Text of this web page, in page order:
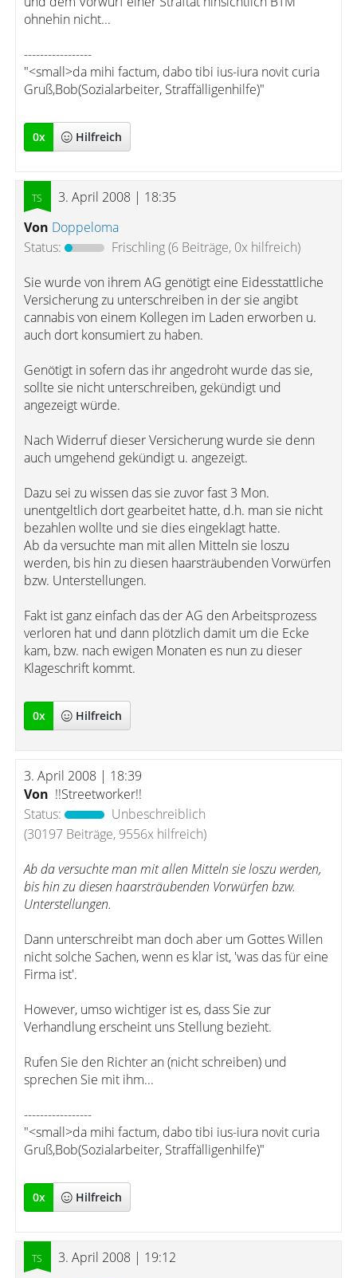
ohnehin nicht...
-----------------
"<small>da mihi factum, dabo tibi ius-iura novit curia
Gruß,Bob(Sozialarbeiter, Straffälligenhilfe)"
0x Hilfreich
3. April 2008 | 18:35
Von Doppeloma
Status:
Frischling(6 Beiträge, 0x hilfreich)
Sie wurde von ihrem AG genötigt eine Eidesstattliche
Versicherung zu unterschreiben in der sie angibt
cannabis von einem Kollegen im Laden erworben u.
auch dort konsumiert zu haben.
Genötigt in sofern das ihr angedroht wurde das sie,
sollte sie nicht unterschreiben, gekündigt und
angezeigt würde.
Nach Widerruf dieser Versicherung wurde sie denn
auch umgehend gekündigt u. angezeigt.
Dazu sei zu wissen das sie zuvor fast 3 Mon.
unentgeltlich dort gearbeitet hatte, d.h. man sie nicht
bezahlen wollte und sie dies eingeklagt hatte.
Ab da versuchte man mit allen Mitteln sie loszu
werden, bis hin zu diesen haarsträubenden Vorwürfen
bzw. Unterstellungen.
Fakt ist ganz einfach das der AG den Arbeitsprozess
verloren hat und dann plötzlich damit um die Ecke
kam, bzw. nach ewigen Monaten es nun zu dieser
Klageschrift kommt.
0x Hilfreich
3. April 2008 | 18:39
Von !!Streetworker!!
Status:
Unbeschreiblich
(30197 Beiträge, 9556x hilfreich)
Ab da versuchte man mit allen Mitteln sie loszu werden,
bis hin zu diesen haarsträubenden Vorwürfen bzw.
Unterstellungen.
Dann unterschreibt man doch aber um Gottes Willen
nicht solche Sachen, wenn es klar ist, 'was das für eine
Firma ist'.
However, umso wichtiger ist es, dass Sie zur
Verhandlung erscheint uns Stellung bezieht.
Rufen Sie den Richter an (nicht schreiben) und
sprechen Sie mit ihm...
-----------------
"<small>da mihi factum, dabo tibi ius-iura novit curia
Gruß,Bob(Sozialarbeiter, Straffälligenhilfe)"
0x Hilfreich
3. April 2008 | 19:12